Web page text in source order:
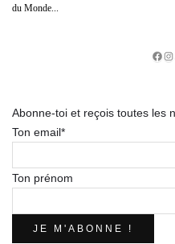
du Monde...
Abonne-toi et reçois toutes les
Ton email*
Ton prénom